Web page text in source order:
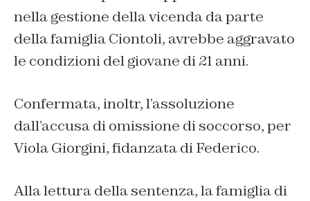
nella gestione della vicenda da parte
della famiglia Ciontoli, avrebbe aggravato
le condizioni del giovane di 21 anni.
Confermata, inoltr, l’assoluzione
dall’accusa di omissione di soccorso, per
Viola Giorgini, fidanzata di Federico.
Alla lettura della sentenza, la famiglia di